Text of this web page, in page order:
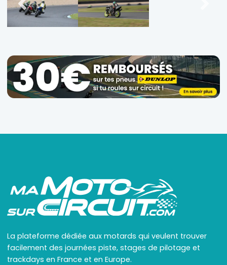
La plateforme dédiée aux motards qui veulent trouver
facilement des journées piste, stages de pilotage et
trackdays en France et en Europe.